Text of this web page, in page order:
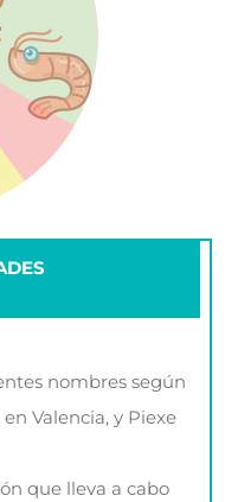
nombres según
Valencia, y Piexe
que lleva a cabo